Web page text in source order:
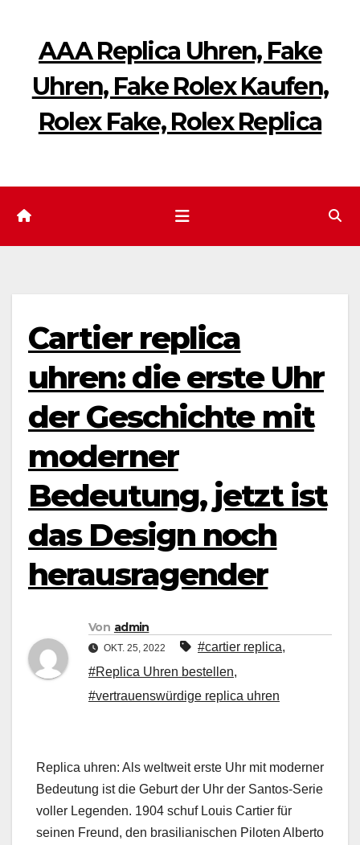
springenAAA Replica Uhren, Fake
Uhren, Fake Rolex Kaufen,
Rolex Fake, Rolex Replica
Cartier replica
uhren: die erste Uhr
der Geschichte mit
moderner
Bedeutung, jetzt ist
das Design noch
herausragender
Von admin
OKT. 25, 2022 #cartier replica,
#Replica Uhren bestellen,
#vertrauenswürdige replica uhren
Replica uhren: Als weltweit erste Uhr mit moderner
Bedeutung ist die Geburt der Uhr der Santos-Serie
voller Legenden. 1904 schuf Louis Cartier für
seinen Freund, den brasilianischen Piloten Alberto